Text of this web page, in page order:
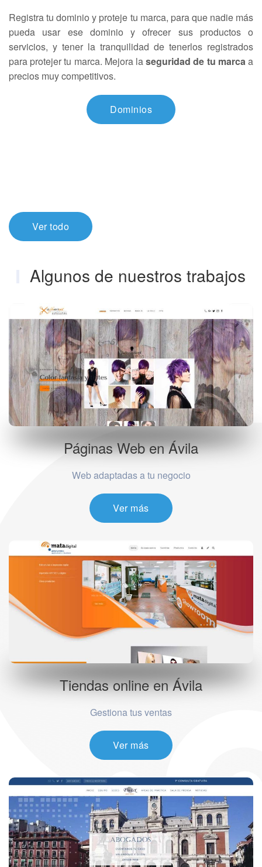
Registra tu dominio y proteje tu marca, para que nadie más
pueda usar ese dominio y ofrecer sus productos o
servicios, y tener la tranquilidad de tenerlos registrados
para protejer tu marca. Mejora laseguridad de tu marcaa
precios muy competitivos.
Dominios
Ver todo
Algunos de nuestros trabajos
Páginas Web en Ávila
Web adaptadas a tu negocio
Ver más
Tiendas online en Ávila
Gestiona tus ventas
Ver más